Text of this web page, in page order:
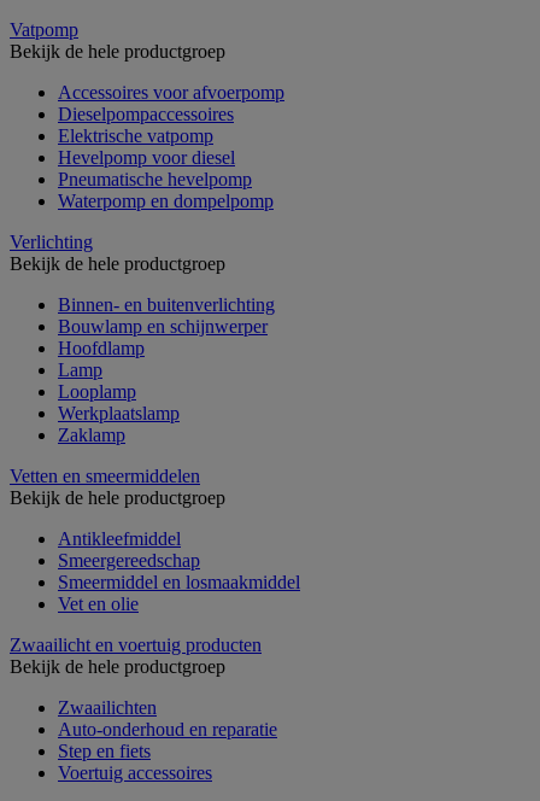
Vatpomp
Bekijk de hele productgroep
Accessoires voor afvoerpomp
Dieselpompaccessoires
Elektrische vatpomp
Hevelpomp voor diesel
Pneumatische hevelpomp
Waterpomp en dompelpomp
Verlichting
Bekijk de hele productgroep
Binnen- en buitenverlichting
Bouwlamp en schijnwerper
Hoofdlamp
Lamp
Looplamp
Werkplaatslamp
Zaklamp
Vetten en smeermiddelen
Bekijk de hele productgroep
Antikleefmiddel
Smeergereedschap
Smeermiddel en losmaakmiddel
Vet en olie
Zwaailicht en voertuig producten
Bekijk de hele productgroep
Zwaailichten
Auto-onderhoud en reparatie
Step en fiets
Voertuig accessoires